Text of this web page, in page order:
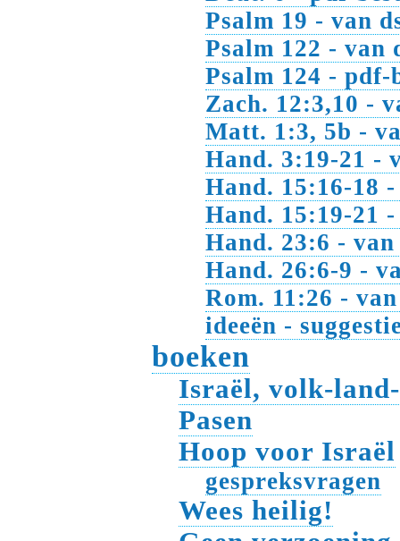
Psalm 19 - van
Psalm 122 - van
Psalm 124 - pdf-
Zach. 12:3,10 -
Matt. 1:3, 5b -
Hand. 3:19-21 -
Hand. 15:16-18
Hand. 15:19-21
Hand. 23:6 -
Hand. 26:6-9 -
Rom. 11:26 -
ideeën -
boeken
Israël, volk-
Pasen
Hoop voor Israël
gespreksvragen
Wees heilig!